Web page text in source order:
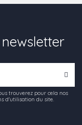
trouverez pour cela nos
d'utilisation du site.